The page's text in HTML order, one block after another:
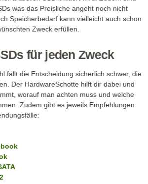
was das Preisliche angeht noch nicht
Speicherbedarf kann vielleicht auch schon
Zweck erfüllen.
für jeden Zweck
fällt die Entscheidung sicherlich schwer, die
Der HardwareSchotte hilft dir dabei und
worauf man achten muss und welche
Zudem gibt es jeweils Empfehlungen